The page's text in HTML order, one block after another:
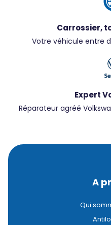
Carrossier,
Votre véhicule entre
Expert
Réparateur agréé
A
Qui